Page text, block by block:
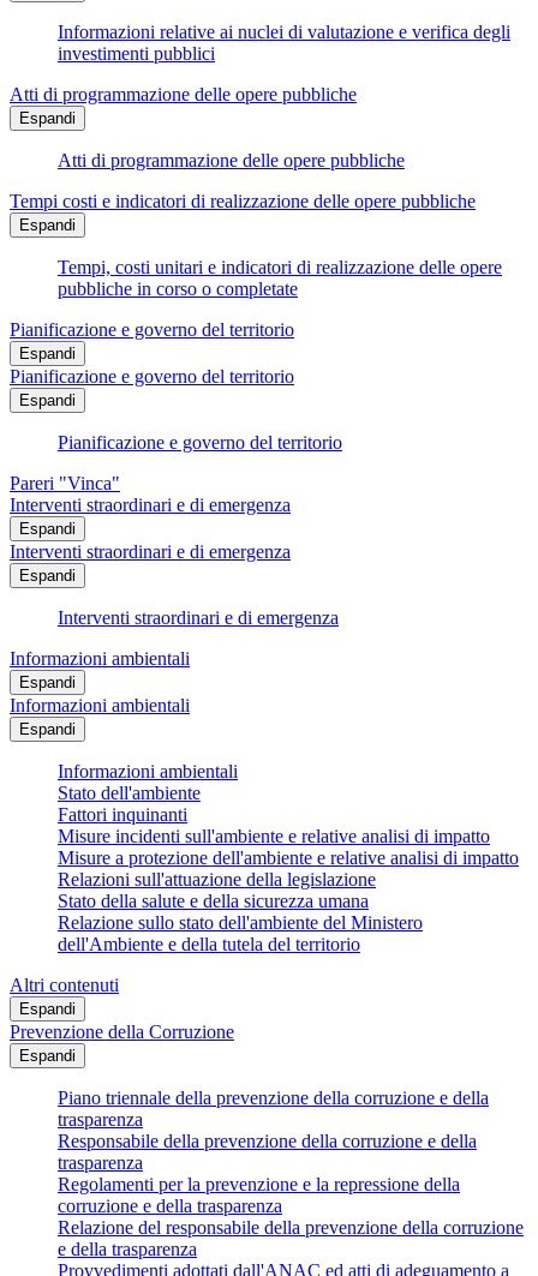
Informazioni relative ai nuclei di valutazione e verifica degli
investimenti pubblici
Atti di programmazione delle opere pubbliche
Espandi
Atti di programmazione delle opere pubbliche
Tempi costi e indicatori di realizzazione delle opere pubbliche
Espandi
Tempi, costi unitari e indicatori di realizzazione delle opere
pubbliche in corso o completate
Pianificazione e governo del territorio
Espandi
Pianificazione e governo del territorio
Espandi
Pianificazione e governo del territorio
Pareri "Vinca"
Interventi straordinari e di emergenza
Espandi
Interventi straordinari e di emergenza
Espandi
Interventi straordinari e di emergenza
Informazioni ambientali
Espandi
Informazioni ambientali
Espandi
Informazioni ambientali
Stato dell'ambiente
Fattori inquinanti
Misure incidenti sull'ambiente e relative analisi di impatto
Misure a protezione dell'ambiente e relative analisi di impatto
Relazioni sull'attuazione della legislazione
Stato della salute e della sicurezza umana
Relazione sullo stato dell'ambiente del Ministero
dell'Ambiente e della tutela del territorio
Altri contenuti
Espandi
Prevenzione della Corruzione
Espandi
Piano triennale della prevenzione della corruzione e della
trasparenza
Responsabile della prevenzione della corruzione e della
trasparenza
Regolamenti per la prevenzione e la repressione della
corruzione e della trasparenza
Relazione del responsabile della prevenzione della corruzione
e della trasparenza
Provvedimenti adottati dall'ANAC ed atti di adeguamento a